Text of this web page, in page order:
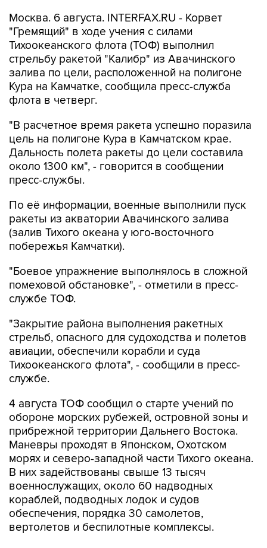
Москва. 6 августа. INTERFAX.RU - Корвет
"Гремящий" в ходе учения с силами
Тихоокеанского флота (ТОФ) выполнил
стрельбу ракетой "Калибр" из Авачинского
залива по цели, расположенной на полигоне
Кура на Камчатке, сообщила пресс-служба
флота в четверг.
"В расчетное время ракета успешно поразила
цель на полигоне Кура в Камчатском крае.
Дальность полета ракеты до цели составила
около 1300 км", - говорится в сообщении
пресс-службы.
По её информации, военные выполнили пуск
ракеты из акватории Авачинского залива
(залив Тихого океана у юго-восточного
побережья Камчатки).
"Боевое упражнение выполнялось в сложной
помеховой обстановке", - отметили в пресс-
службе ТОФ.
"Закрытие района выполнения ракетных
стрельб, опасного для судоходства и полетов
авиации, обеспечили корабли и суда
Тихоокеанского флота", - сообщили в пресс-
службе.
4 августа ТОФ сообщил о старте учений по
обороне морских рубежей, островной зоны и
прибрежной территории Дальнего Востока.
Маневры проходят в Японском, Охотском
морях и северо-западной части Тихого океана.
В них задействованы свыше 13 тысяч
военнослужащих, около 60 надводных
кораблей, подводных лодок и судов
обеспечения, порядка 30 самолетов,
вертолетов и беспилотные комплексы.